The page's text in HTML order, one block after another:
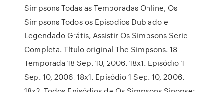
Simpsons Todas as Temporadas Online, Os
Simpsons Todos os Episodios Dublado e
Legendado Grátis, Assistir Os Simpsons Serie
Completa. Título original The Simpsons. 18
Temporada 18 Sep. 10, 2006. 18x1. Episódio 1
Sep. 10, 2006. 18x1. Episódio 1 Sep. 10, 2006.